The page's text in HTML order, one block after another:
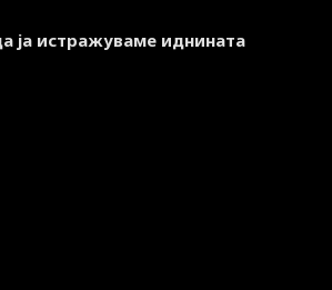
ја истражуваме иднината